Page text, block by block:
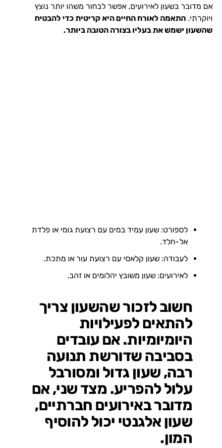
אם מדובר בשעון לאירועים, אפשר לבחור משהו יותר נוצץ
ויוקרתי. התאמה לאורח החיים היא קריטית כדי להבטיח
שהשעון ישמש את בעליו בצורה הטובה ביותר.
לספורט: שעון עמיד במים עם רצועת גומי או פלדת
אל-חלד.
לעבודה: שעון קלאסי עם רצועת עור או מתכת.
לאירועים: שעון משובץ יהלומים או זהב.
חשוב לזכור שהשעון צריך
להתאים לפעילויות
היומיומיות. אם עובדים
בסביבה שדורשת תנועה
רבה, שעון גדול ומסורבל
עלול להפריע. מצד שני, אם
מדובר באירועים חברתיים,
שעון אלגנטי יכול להוסיף
המון.